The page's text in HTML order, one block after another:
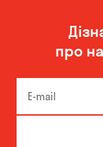
про